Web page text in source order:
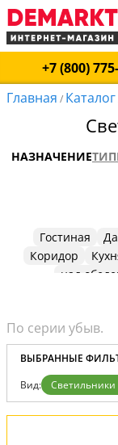
+7 (800)
Главная / Каталог
НАЗНАЧЕНИЕТИП
Гостиная
Коридор
над
ВЫБРАННЫЕ
Вид: Светильники